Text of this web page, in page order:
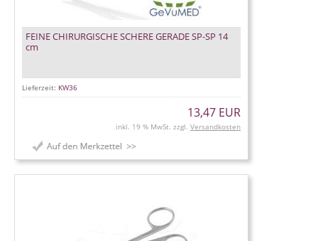
FEINE CHIRURGISCHE SCHERE GERADE SP-SP 14
cm
Lieferzeit: KW36
13,47 EUR
inkl. 19 % MwSt. zzgl. Versandkosten